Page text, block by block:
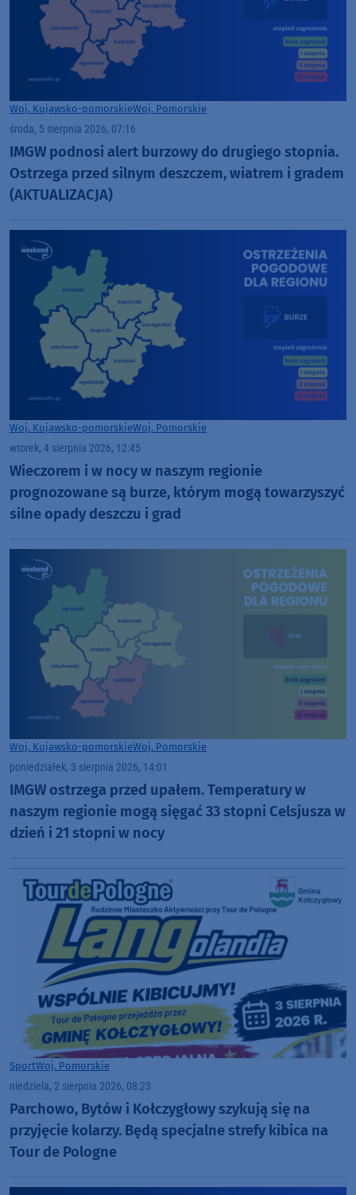
Woj. Kujawsko-pomorskieWoj. Pomorskie
środa, 5 sierpnia 2026, 07:16
IMGW podnosi alert burzowy do drugiego stopnia.
Ostrzega przed silnym deszczem, wiatrem i gradem
(AKTUALIZACJA)
Woj. Kujawsko-pomorskieWoj. Pomorskie
wtorek, 4 sierpnia 2026, 12:45
Wieczorem i w nocy w naszym regionie
prognozowane są burze, którym mogą towarzyszyć
silne opady deszczu i grad
Woj. Kujawsko-pomorskieWoj. Pomorskie
poniedziałek, 3 sierpnia 2026, 14:01
IMGW ostrzega przed upałem. Temperatury w
naszym regionie mogą sięgać 33 stopni Celsjusza w
dzień i 21 stopni w nocy
SportWoj. Pomorskie
niedziela, 2 sierpnia 2026, 08:23
Parchowo, Bytów i Kołczygłowy szykują się na
przyjęcie kolarzy. Będą specjalne strefy kibica na
Tour de Pologne